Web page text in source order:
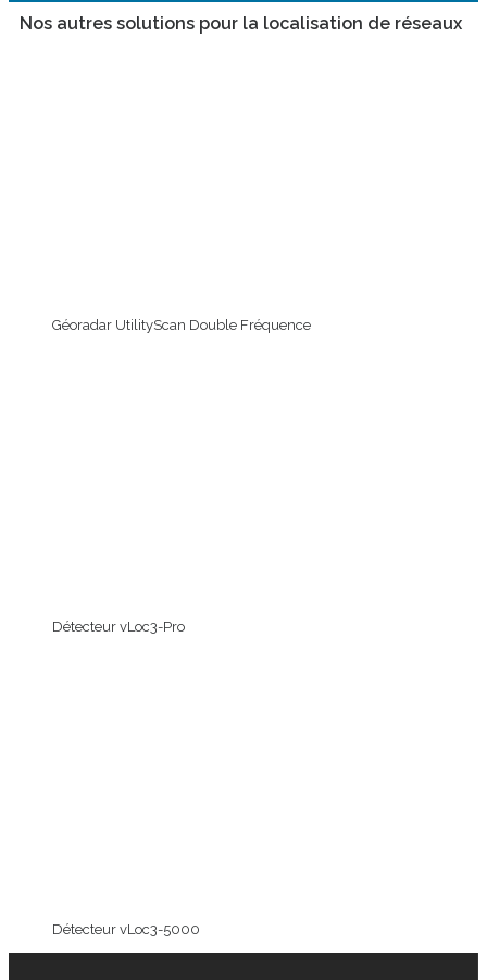
Nos autres solutions pour la localisation de réseaux
Géoradar UtilityScan Double Fréquence
Détecteur vLoc3-Pro
Détecteur vLoc3-5000